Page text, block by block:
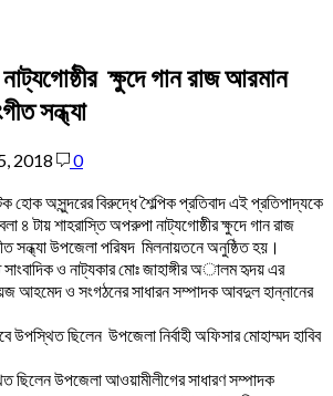
ক্ষুদে গান রাজ আরমান
সন্ধ্যা
2018
0
হোক অসুন্দরের বিরুদ্ধে শৈল্পিক প্রতিবাদ এই প্রতিপাদ্যকে
৪ টায় শাহরাস্তি অপরুপা নাট্যগোষ্ঠীর ক্ষুদে গান রাজ
সন্ধ্যা উপজেলা পরিষদ মিলনায়তনে অনুষ্ঠিত হয়।
সাংবাদিক ও নাট্যকার মোঃ জাহাঙ্গীর অালম হৃদয় এর
আহমেদ ও সংগঠনের সাধারন সম্পাদক আবদুল হান্নানের
উপস্থিত ছিলেন উপজেলা নির্বাহী অফিসার মোহাম্মদ হাবিব
ছিলেন উপজেলা আওয়ামীলীগের সাধারণ সম্পাদক